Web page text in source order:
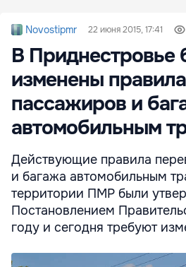
Novostipmr 22 июня 2015, 17:41
В Приднестровье
изменены
пассажиров и
автомобильным
Действующие правила
и багажа автомобильным
территории ПМР были
Постановлением
году и сегодня требуют